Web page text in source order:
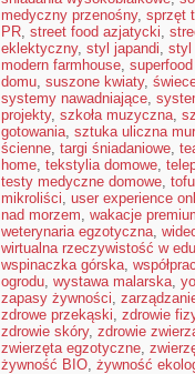
medyczny przenośny, sprzęt
PR, street food azjatycki,
eklektyczny, styl japandi, styl
modern farmhouse,
domu, suszone kwiaty,
systemy nawadniające,
projekty, szkoła muzyczna,
gotowania, sztuka uliczna
ścienne, targi śniadaniowe,
home, tekstylia domowe,
testy medyczne domowe,
mikroliści, user experience
nad morzem, wakacje
weterynaria egzotyczna,
wirtualna rzeczywistość w
wspinaczka górska,
ogrodu, wystawa malarska,
zapasy żywności,
zdrowe przekąski, zdrowie
zdrowie skóry, zdrowie
zwierzęta egzotyczne,
żywność BIO, żywność